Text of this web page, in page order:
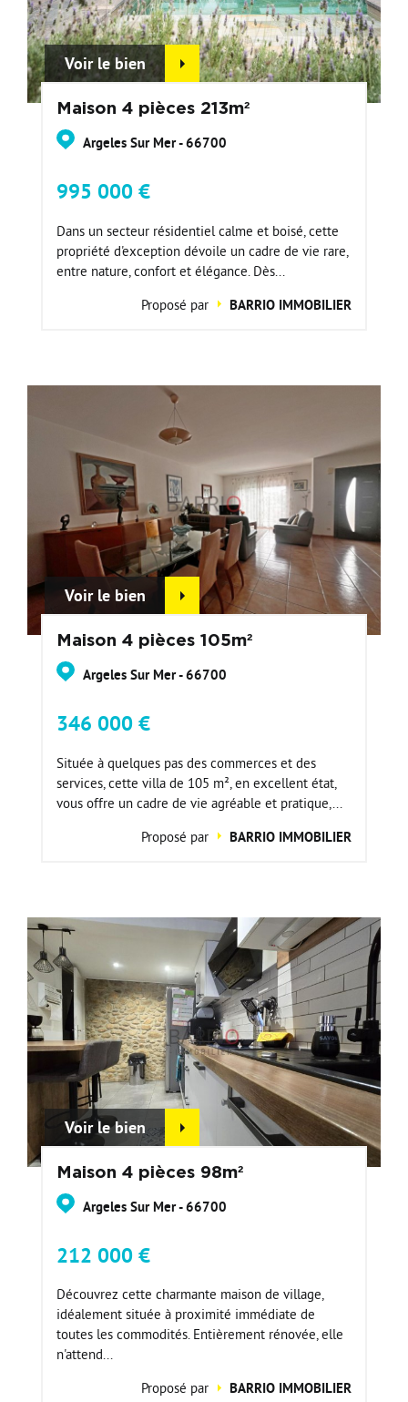
Voir le bien
Maison 4 pièces 213m²
Argeles Sur Mer - 66700
995 000 €
Dans un secteur résidentiel calme et boisé, cette
propriété d'exception dévoile un cadre de vie rare,
entre nature, confort et élégance. Dès...
Proposé par
BARRIO IMMOBILIER
Voir le bien
Maison 4 pièces 105m²
Argeles Sur Mer - 66700
346 000 €
Située à quelques pas des commerces et des
services, cette villa de 105 m², en excellent état,
vous offre un cadre de vie agréable et pratique,...
Proposé par
BARRIO IMMOBILIER
Voir le bien
Maison 4 pièces 98m²
Argeles Sur Mer - 66700
212 000 €
Découvrez cette charmante maison de village,
idéalement située à proximité immédiate de
toutes les commodités. Entièrement rénovée, elle
n'attend...
Proposé par
BARRIO IMMOBILIER